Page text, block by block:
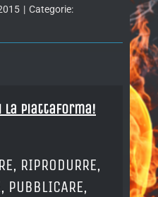
| Categorie:
la piattaforma!
RIPRODURRE,
PUBBLICARE,